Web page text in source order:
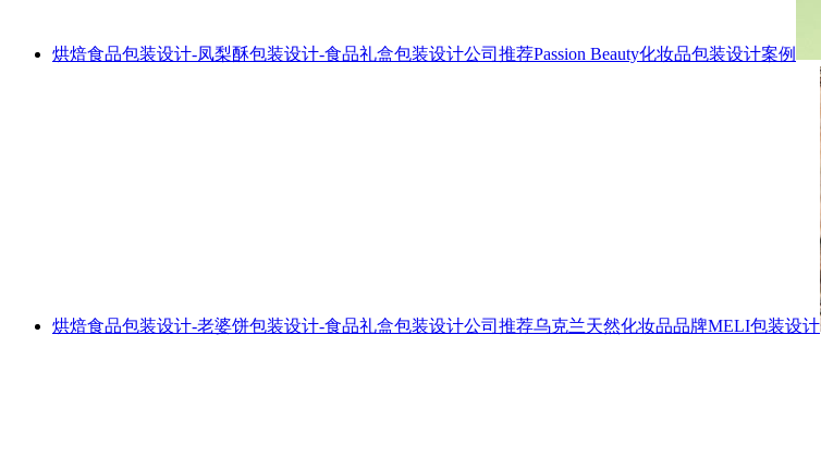
烘焙食品包装设计-凤梨酥包装设计-食品礼盒包装设计公司推荐Passion Beauty化妆品包装设计案例
烘焙食品包装设计-老婆饼包装设计-食品礼盒包装设计公司推荐乌克兰天然化妆品品牌MELI包装设计